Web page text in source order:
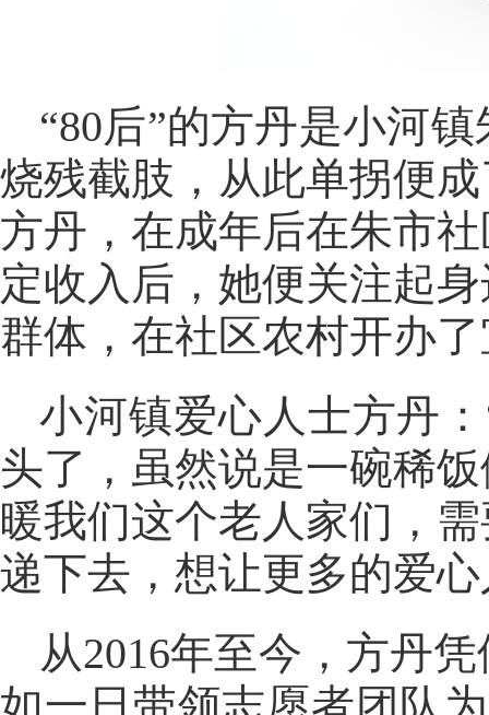
“80后”的方丹是小河
烧残截肢，从此单拐便
方丹，在成年后在朱市
定收入后，她便关注起
群体，在社区农村开办
小河镇爱心人士方丹
头了，虽然说是一碗稀
暖我们这个老人家们，
递下去，想让更多的爱
从2016年至今，方丹